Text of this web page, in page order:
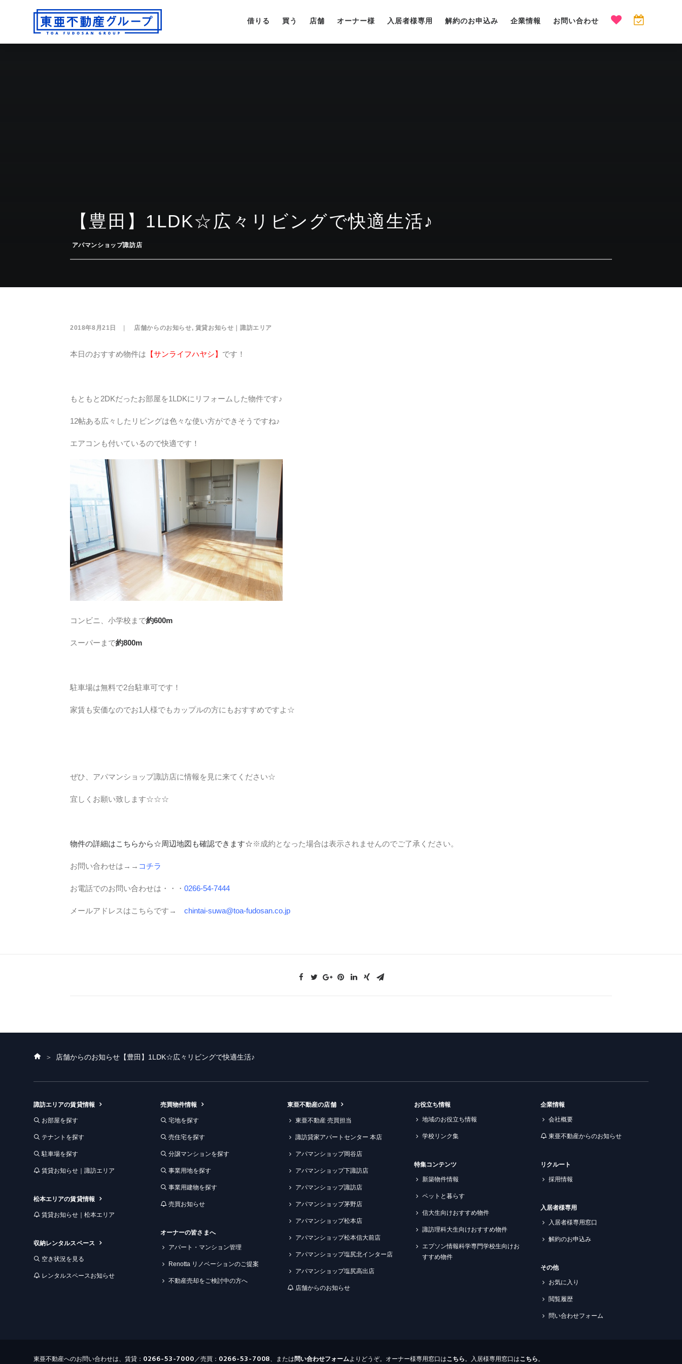
借りる 買う 店舗 オーナー様 入居者様専用 解約のお申込み 企業情報 お問い合わせ
【豊田】1LDK☆広々リビングで快適生活♪
アパマンショップ諏訪店
2018年8月21日 店舗からのお知らせ, 賃貸お知らせ｜諏訪エリア
本日のおすすめ物件は 【サンライフハヤシ】 です！
もともと2DKだったお部屋を1LDKにリフォームした物件です♪
12帖ある広々したリビングは色々な使い方ができそうですね♪
エアコンも付いているので快適です！
コンビニ、小学校まで約600m
スーパーまで約800m
駐車場は無料で2台駐車可です！
家賃も安価なのでお1人様でもカップルの方にもおすすめですよ☆
ぜひ、アパマンショップ諏訪店に情報を見に来てください☆
宜しくお願い致します☆☆☆
物件の詳細はこちらから☆周辺地図も確認できます☆※成約となった場合は表示されませんのでご了承ください。
お問い合わせは→→ コチラ
お電話でのお問い合わせは・・・ 0266-54-7444
メールアドレスはこちらです→ chintai-suwa@toa-fudosan.co.jp
ホ
ム
店舗からのお知らせ 【豊田】1LDK☆広々リビングで快適生活♪
諏訪エリアの賃貸情報
お部屋を探す
テナントを探す
駐車場を探す
賃貸お知らせ｜諏訪エリア
松本エリアの賃貸情報
賃貸お知らせ｜松本エリア
収納レンタルスペース
空き状況を見る
レンタルスペースお知らせ
売買物件情報
宅地を探す
売住宅を探す
分譲マンションを探す
事業用地を探す
事業用建物を探す
売買お知らせ
オーナーの皆さまへ
アパート・マンション管理
Renotta リノベーションのご提案
不動産売却をご検討中の方へ
東亜不動産の店舗
東亜不動産 売買担当
諏訪貸家アパートセンター 本店
アパマンショップ岡谷店
アパマンショップ下諏訪店
アパマンショップ諏訪店
アパマンショップ茅野店
アパマンショップ松本店
アパマンショップ松本信大前店
アパマンショップ塩尻北インター店
アパマンショップ塩尻高出店
店舗からのお知らせ
お役立ち情報
地域のお役立ち情報
学校リンク集
特集コンテンツ
新築物件情報
ペットと暮らす
信大生向けおすすめ物件
諏訪理科大生向けおすすめ物件
エプソン情報科学専門学校生向けお
すすめ物件
企業情報
会社概要
東亜不動産からのお知らせ
リクルート
採用情報
入居者様専用
入居者様専用窓口
解約のお申込み
その他
お気に入り
閲覧履歴
問い合わせフォーム
東亜不動産へのお問い合わせは、賃貸： 0266-53-7000／売買： 0266-53-7008、または 問い合わせフォームよりどうぞ。オーナー様専用窓口はこちら。入居様専用窓口はこちら。